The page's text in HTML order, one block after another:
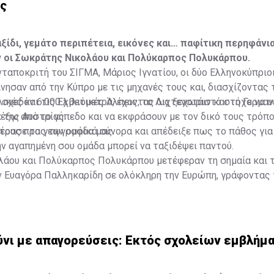
γεμάτο περιπέτεια, εικόνες και… παφίτικη
Σωκράτης Νικολάου και Πολύκαρπος Πολυκάρπου.
του ΣΙΓΜΑ, Μάριος Ιγνατίου, οι δύο
από την Κύπρο με τις μηχανές τους και, διασχίζοντας
και τις Ελβετικές Άλπεις, το Λιχτενστάιν και τη
Αυστρίας.
σχεδόν 6.000 χιλιόμετρα, έχοντας ως ξεχωριστό στόχο να
από το γήπεδο και να εκφράσουν με τον δικό τους
προς την ομάδα μας.
τα γεωγραφικά σύνορα και απέδειξε πως το πάθος
αγαπημένη σου ομάδα μπορεί να ταξιδέψει παντού.
και Πολύκαρπος Πολυκάρπου μετέφεραν τη σημαία και
Ευαγόρα Παλληκαρίδη σε ολόκληρη την Ευρώπη, γράφοντας
με απαγορεύσεις: Εκτός σχολείων